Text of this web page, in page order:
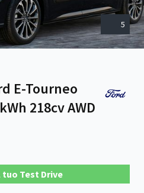
5
E-Tourneo
218cv AWD
tuo Test Drive